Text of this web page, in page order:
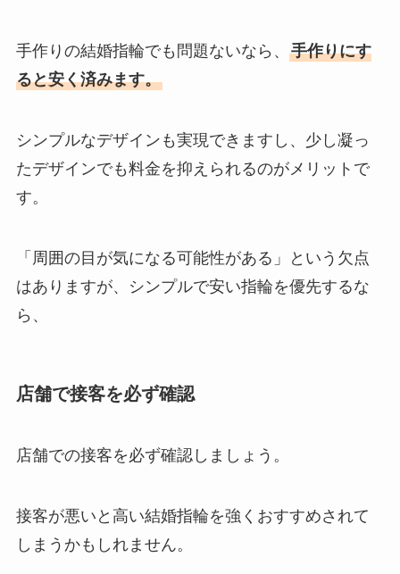
手作りの結婚指輪でも問題ないなら、 手作りにす
ると安く済みます。
シンプルなデザインも実現できますし、少し凝っ
たデザインでも料金を抑えられるのがメリットで
す。
「周囲の目が気になる可能性がある」という欠点
はありますが、シンプルで安い指輪を優先するな
ら、
店舗で接客を必ず確認
店舗での接客を必ず確認しましょう。
接客が悪いと高い結婚指輪を強くおすすめされて
しまうかもしれません。